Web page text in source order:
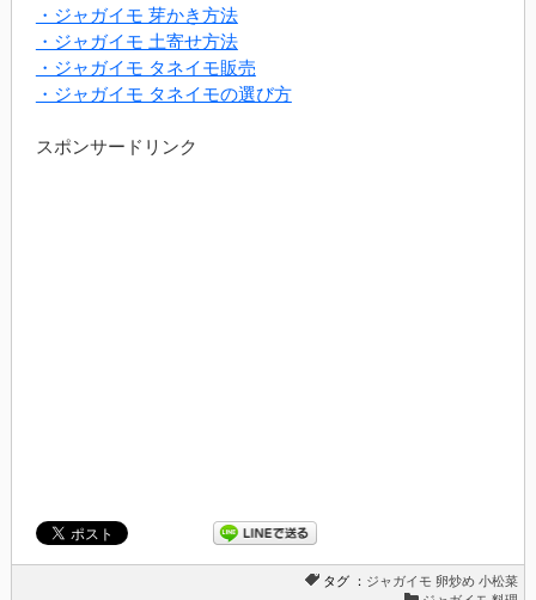
・ジャガイモ 芽かき方法
・ジャガイモ 土寄せ方法
・ジャガイモ タネイモ販売
・ジャガイモ タネイモの選び方
スポンサードリンク
タグ ： ジャガイモ 卵炒め 小松菜